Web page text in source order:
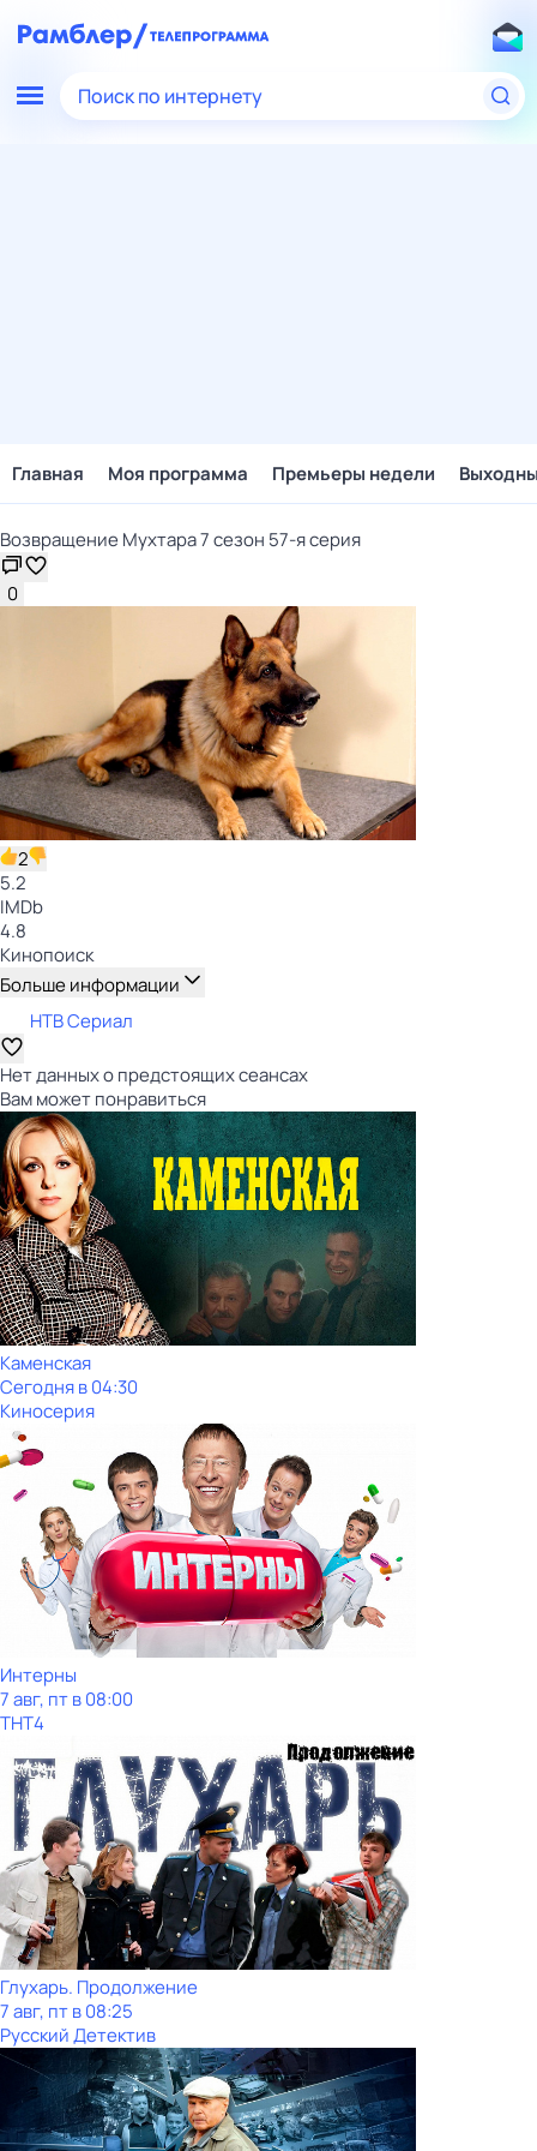
Поиск по интернету
Главная Моя программа Премьеры недели
Возвращение Мухтара 7 сезон 57-я серия
0
2
5.2
IMDb
4.8
Кинопоиск
Больше информации
НТВ Сериал
Нет данных о предстоящих сеансах
Вам может понравиться
Каменская
Сегодня в 04:30
Киносерия
Интерны
7 авг, пт в 08:00
ТНТ4
Глухарь. Продолжение
7 авг, пт в 08:25
Русский Детектив